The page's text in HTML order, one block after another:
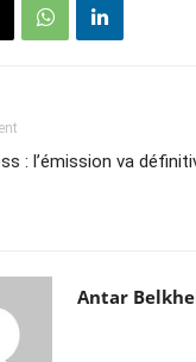
: l’émission va
Antar